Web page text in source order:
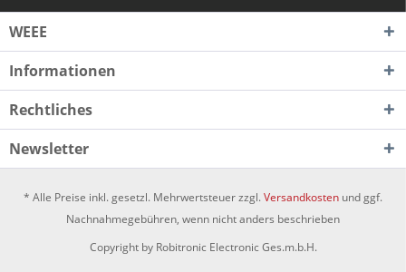
WEEE
Informationen
Rechtliches
Newsletter
* Alle Preise inkl. gesetzl. Mehrwertsteuer zzgl.Versandkosten und ggf.
Nachnahmegebühren, wenn nicht anders beschrieben
Copyright by Robitronic Electronic Ges.m.b.H.